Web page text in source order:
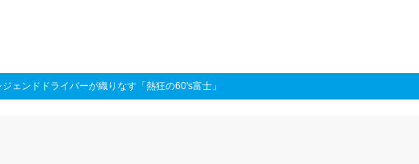
ェンドドライバーが織りなす「熱狂の60's富士」